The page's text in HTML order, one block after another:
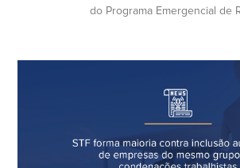
do Programa Emergencial de